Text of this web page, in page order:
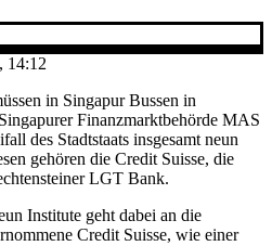
14:12
in Singapur Bussen in
Finanzmarktbehörde MAS
des Stadtstaats insgesamt neun
gehören die Credit Suisse, die
LGT Bank.
Institute geht dabei an die
Credit Suisse, wie einer